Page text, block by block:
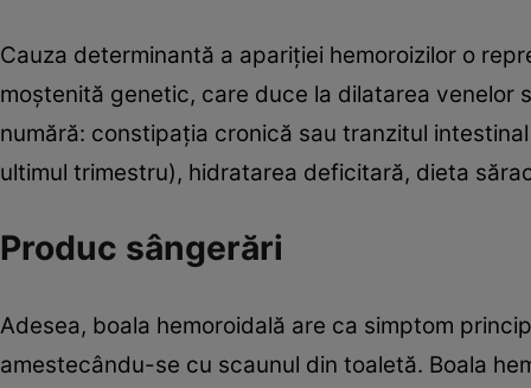
Cauza determinantă a apariţiei hemoroizilor o
moştenită genetic, care duce la dilatarea
numără: constipaţia cronică sau tranzitul
ultimul trimestru), hidratarea deficitară, dieta
Produc sângerări
Adesea, boala hemoroidală are ca simptom
amestecându-se cu scaunul din toaletă. Boala